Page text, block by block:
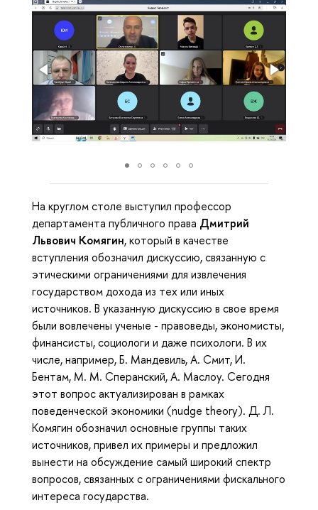
На круглом столе выступил профессор
департамента публичного права Дмитрий
Львович Комягин, который в качестве
вступления обозначил дискуссию, связанную с
этическими ограничениями для извлечения
государством дохода из тех или иных
источников. В указанную дискуссию в свое время
были вовлечены ученые - правоведы, экономисты,
финансисты, социологи и даже психологи. В их
числе, например, Б. Мандевиль, А. Смит, И.
Бентам, М. М. Сперанский, А. Маслоу. Сегодня
этот вопрос актуализирован в рамках
поведенческой экономики (nudge theory). Д. Л.
Комягин обозначил основные группы таких
источников, привел их примеры и предложил
вынести на обсуждение самый широкий спектр
вопросов, связанных с ограничениями фискального
интереса государства.